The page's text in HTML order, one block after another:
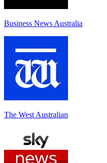
Business News Australia
The West Australian